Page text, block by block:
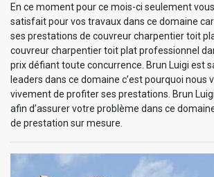
En ce moment pour ce mois-ci seulement
satisfait pour vos travaux dans ce domaine
ses prestations de couvreur charpentier toit
couvreur charpentier toit plat professionnel
prix défiant toute concurrence. Brun Luigi est
leaders dans ce domaine c’est pourquoi nous
vivement de profiter ses prestations. Brun
afin d’assurer votre problème dans ce
de prestation sur mesure.